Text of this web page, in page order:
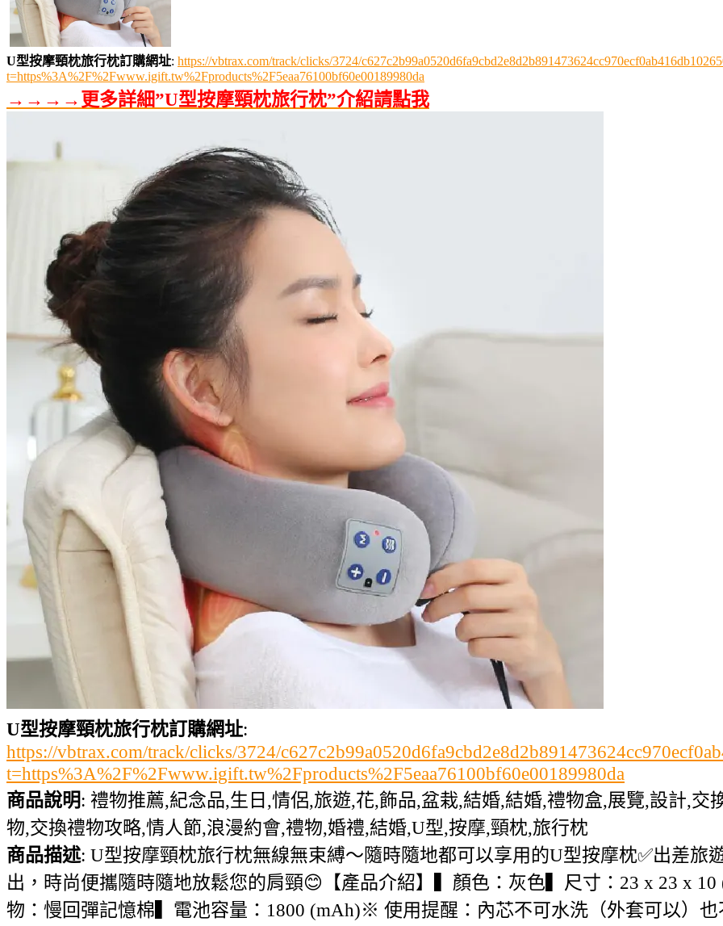
U型按摩頸枕旅行枕訂購網址: https://vbtrax.com/track/clicks/3724/
t=https%3A%2F%2Fwww.igift.tw%2Fproducts%2F5eaa76100bf60e00189980da
→→→→更多詳細”U型按摩頸枕旅行枕”介紹請點我
U型按摩頸枕旅行枕訂購網址:
https://vbtrax.com/track/clicks/3724/
t=https%3A%2F%2Fwww.igift.tw%2Fproducts%2F5eaa76100bf60e00189980da
商品說明: 禮物推薦,紀念品,生日,情侶,旅遊,花,飾品,盆栽,結婚,結婚,禮物盒,展覽,設計,
物,交換禮物攻略,情人節,浪漫約會,禮物,婚禮,結婚,U型,按摩,頸枕,旅行枕
商品描述: U型按摩頸枕旅行枕無線無束縛～隨時隨地都可以享用的U型按摩枕✅出差旅
出，時尚便攜隨時隨地放鬆您的肩頸😊【產品介紹】▍顏色：灰色▍尺寸：23 x 23 x
物：慢回彈記憶棉▍電池容量：1800 (mAh)※ 使用提醒：內芯不可水洗（外套可以）